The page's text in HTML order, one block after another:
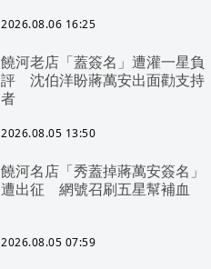
2026.08.06 16:25
饒河老店「蓋簽名」遭灌一星負
評 沈伯洋盼蔣萬安出面勸支持
者
2026.08.05 13:50
饒河名店「秀蓋掉蔣萬安簽名」
遭出征 網號召刷五星幫補血
2026.08.05 07:59